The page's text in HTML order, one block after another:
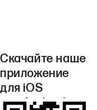
Скачайте наше
приложение
для iOS
или Android.